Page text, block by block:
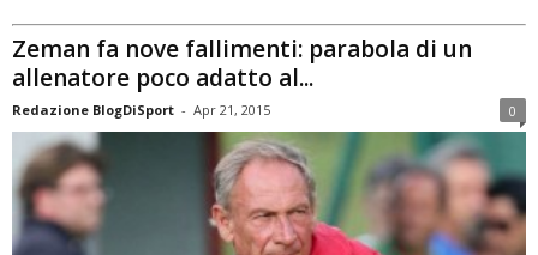
Zeman fa nove fallimenti: parabola di un
allenatore poco adatto al...
Redazione BlogDiSport - Apr 21, 2015 0